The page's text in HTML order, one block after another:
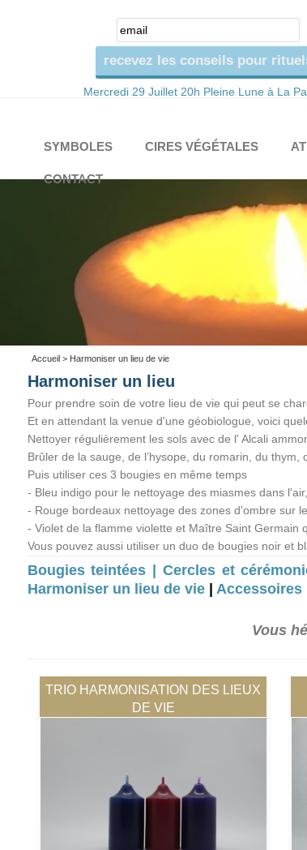
Mercredi 29 Juillet 20h Pleine Lune à La
SYMBOLES CIRES VÉGÉTALES
CONTACT
Accueil> Harmoniser un lieu de vie
Harmoniser un lieu
Pour prendre soin de votre lieu de vie qui peut se
Et en attendant la venue d'une géobiologue, voici
Nettoyer régulièrement les sols avec de l' Alcali
Brûler de la sauge, de l’hysope, du romarin, du
Puis utiliser ces 3 bougies en même temps
- Bleu indigo pour le nettoyage des miasmes dans l'air,
- Rouge bordeaux nettoyage des zones d'ombre sur
- Violet de la flamme violette et Maître Saint Germain
Vous pouvez aussi utiliser un duo de bougies noir et
Bougies teintées | Cercles et
Harmoniser un lieu de vie
Accessoires|
Vous
TRIO HARMONISATION DES LIEUX
DE VIE